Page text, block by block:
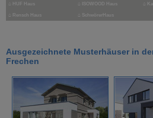
⌂ HUF Haus ⌂ ISOWOOD Haus ⌂
⌂ Rensch Haus ⌂ SchwörerHaus
Ausgezeichnete Musterhäuser in
Frechen